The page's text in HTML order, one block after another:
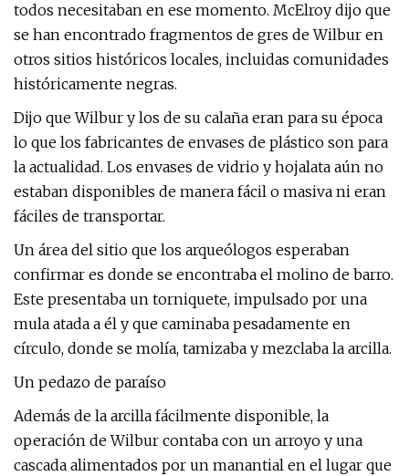
todos necesitaban en ese momento. McElroy dijo que
se han encontrado fragmentos de gres de Wilbur en
otros sitios históricos locales, incluidas comunidades
históricamente negras.
Dijo que Wilbur y los de su calaña eran para su época
lo que los fabricantes de envases de plástico son para
la actualidad. Los envases de vidrio y hojalata aún no
estaban disponibles de manera fácil o masiva ni eran
fáciles de transportar.
Un área del sitio que los arqueólogos esperaban
confirmar es donde se encontraba el molino de barro.
Este presentaba un torniquete, impulsado por una
mula atada a él y que caminaba pesadamente en
círculo, donde se molía, tamizaba y mezclaba la arcilla.
Un pedazo de paraíso
Además de la arcilla fácilmente disponible, la
operación de Wilbur contaba con un arroyo y una
cascada alimentados por un manantial en el lugar que